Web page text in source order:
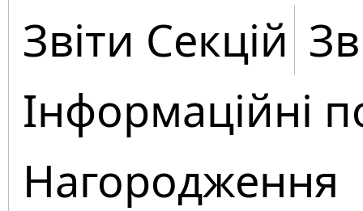
Звіти Секцій
Інформаційні
Нагородження